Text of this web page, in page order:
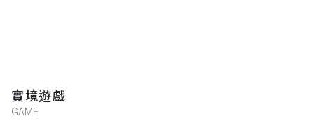
實境遊戲
GAME